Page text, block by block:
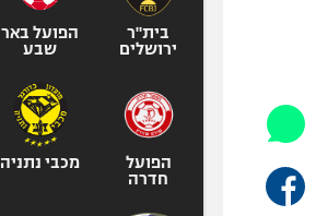
היאבקות WWE
אופניים
ספורט מוטורי
כדורמים
בית"ר
ירושלים
הפועל באר
שבע
הפועל
חדרה
מכבי נתניה